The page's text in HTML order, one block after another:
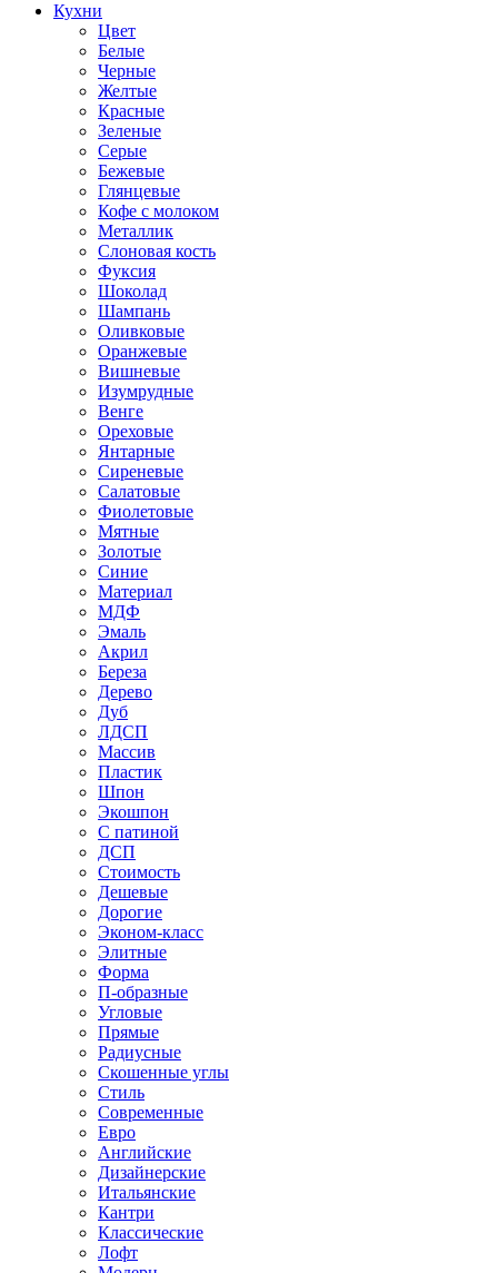
Кухни
Цвет
Белые
Черные
Желтые
Красные
Зеленые
Серые
Бежевые
Глянцевые
Кофе с молоком
Металлик
Слоновая кость
Фуксия
Шоколад
Шампань
Оливковые
Оранжевые
Вишневые
Изумрудные
Венге
Ореховые
Янтарные
Сиреневые
Салатовые
Фиолетовые
Мятные
Золотые
Синие
Материал
МДФ
Эмаль
Акрил
Береза
Дерево
Дуб
ЛДСП
Массив
Пластик
Шпон
Экошпон
С патиной
ДСП
Стоимость
Дешевые
Дорогие
Эконом-класс
Элитные
Форма
П-образные
Угловые
Прямые
Радиусные
Скошенные углы
Стиль
Современные
Евро
Английские
Дизайнерские
Итальянские
Кантри
Классические
Лофт